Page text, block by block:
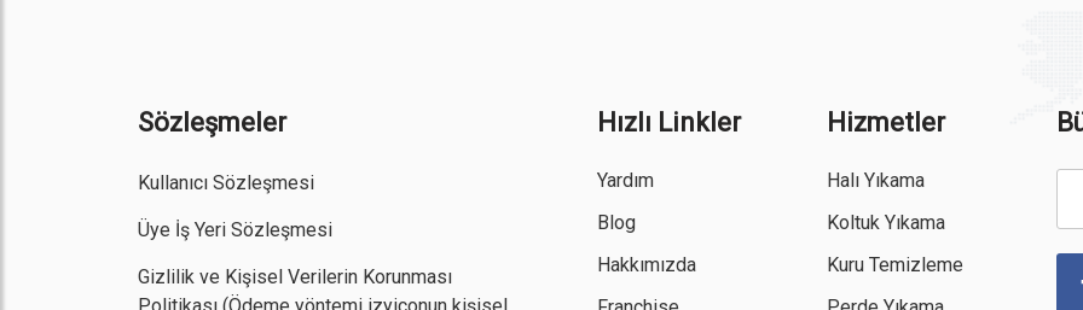
Sözleşmeler
Kullanıcı Sözleşmesi
Üye İş Yeri Sözleşmesi
Gizlilik ve Kişisel Verilerin Korunması
Hızlı Linkler
Yardım
Blog
Hakkımızda
Hizmetler
Halı Yıkama
Koltuk Yıkama
Kuru Temizleme